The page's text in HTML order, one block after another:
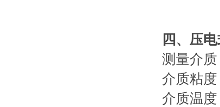
四、压
测量介
介质粘
介质温